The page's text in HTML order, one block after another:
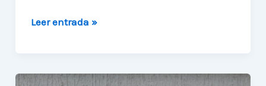
El
Chile
Leer entrada »